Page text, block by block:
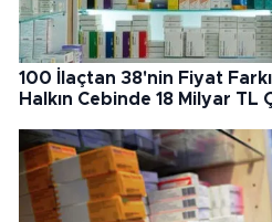
100 İlaçtan 38'nin Fiyat
Halkın Cebinde 18 Milyar TL